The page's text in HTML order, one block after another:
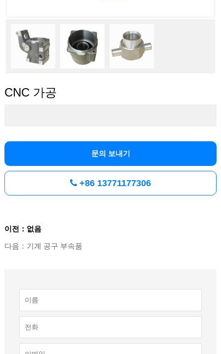
CNC 가공
문의 보내기
+86 13771177306
이전：없음
다음：기계 공구 부속품